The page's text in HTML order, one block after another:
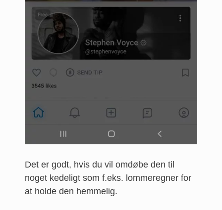
Det er godt, hvis du vil omdøbe den til
noget kedeligt som f.eks. lommeregner for
at holde den hemmelig.